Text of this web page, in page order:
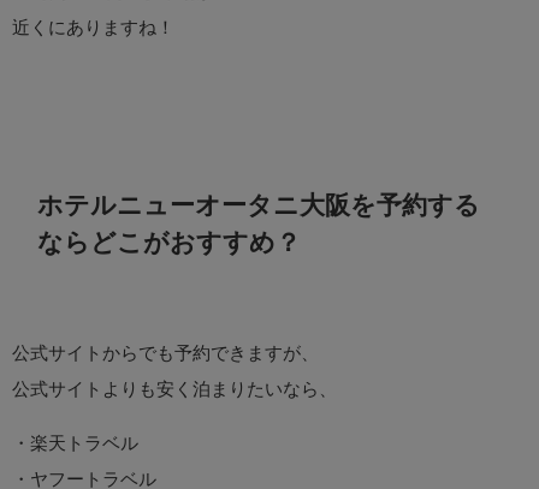
近くにありますね！
ホテルニューオータニ大阪を予約する
ならどこがおすすめ？
公式サイトからでも予約できますが、
公式サイトよりも安く泊まりたいなら、
・楽天トラベル
・ヤフートラベル